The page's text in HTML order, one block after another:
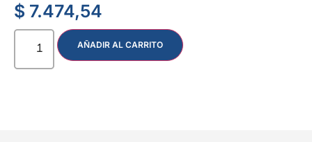
$ 7.474,54
AÑADIR AL CARRITO